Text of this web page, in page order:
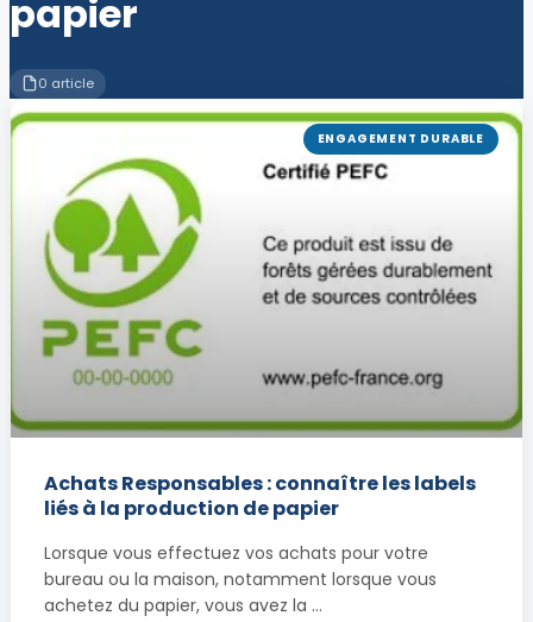
papier
0 article
ENGAGEMENT DURABLE
Achats Responsables : connaître les labels
liés à la production de papier
Lorsque vous effectuez vos achats pour votre
bureau ou la maison, notamment lorsque vous
achetez du papier, vous avez la ...